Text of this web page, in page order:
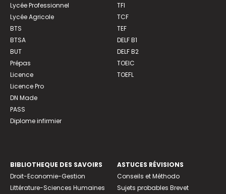
Lycée Professionnel
Lycée Agricole
BTS
BTSA
BUT
Prépas
Licence
Licence Pro
DN Made
PASS
Diplome infirmier
TFI
TCF
TEF
DELF B1
DELF B2
TOEIC
TOEFL
BIBLIOTHEQUE DES SAVOIRS
Droit-Economie-Gestion
Littérature-Sciences Humaines
ASTUCES RÉVISIONS
Conseils et Méthodo
Sujets probables Brevet